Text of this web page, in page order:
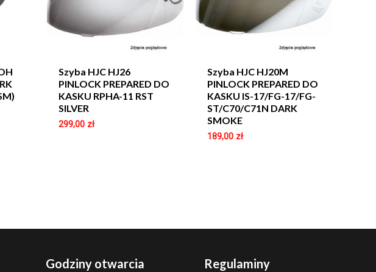
Szyba HJC HJ26
PINLOCK PREPARED DO
KASKU RPHA-11 RST
SILVER
299,00 zł
Szyba HJC HJ20M
PINLOCK PREPARED DO
KASKU IS-17/FG-17/FG-
ST/C70/C71N DARK
SMOKE
189,00 zł
Godziny otwarcia Regulaminy